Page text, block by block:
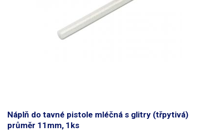
Náplň do tavné pistole mléčná s glitry (třpytivá)
průměr 11mm, 1ks